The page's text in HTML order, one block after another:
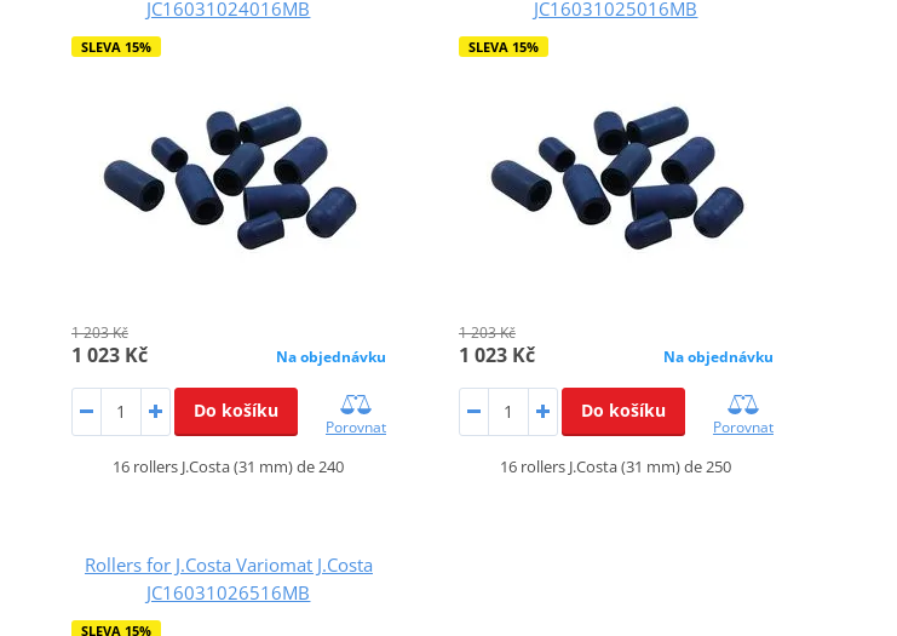
JC16031024016MB
SLEVA 15%
1 203 Kč
1 023 Kč Na objednávku
Do košíku
Porovnat
16 rollers J.Costa (31 mm) de 240
JC16031025016MB
SLEVA 15%
1 203 Kč
1 023 Kč Na objednávku
Do košíku
Porovnat
16 rollers J.Costa (31 mm) de 250
Rollers for J.Costa Variomat J.Costa
JC16031026516MB
SLEVA 15%